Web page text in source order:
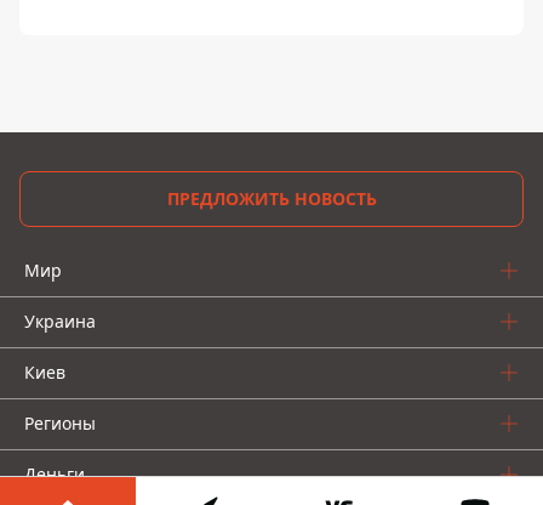
ПРЕДЛОЖИТЬ НОВОСТЬ
Мир
Украина
Киев
Регионы
Деньги